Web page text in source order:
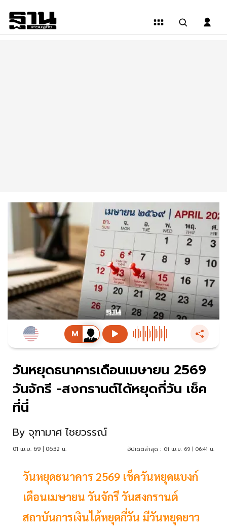
วันหยุดธนาคารเดือนเมษายน 2569
วันจักรี -สงกรานต์ได้หยุดกี่วัน เช็ค
ที่นี่
By จุฑามาศ ไชยวรรณ์
01 เม.ย. 69 | 06:32 น. อัปเดตล่าสุด : 01 เม.ย. 69 | 06:41 น.
วันหยุดธนาคาร 2569 เช็ควันหยุดแบงก์
เดือนเมษายน วันจักรี วันสงกรานต์
สถาบันการเงินได้หยุดกี่วัน มีวันหยุดยาว